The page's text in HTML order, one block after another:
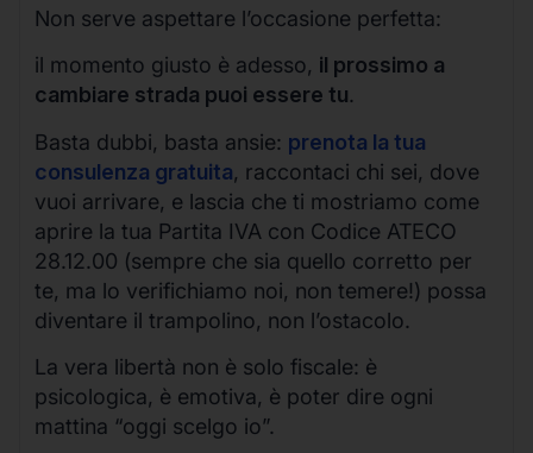
Non serve aspettare l’occasione perfetta:
il momento giusto è adesso, il prossimo a
cambiare strada puoi essere tu.
Basta dubbi, basta ansie: prenota la tua
consulenza gratuita, raccontaci chi sei, dove
vuoi arrivare, e lascia che ti mostriamo come
aprire la tua Partita IVA con Codice ATECO
28.12.00 (sempre che sia quello corretto per
te, ma lo verifichiamo noi, non temere!) possa
diventare il trampolino, non l’ostacolo.
La vera libertà non è solo fiscale: è
psicologica, è emotiva, è poter dire ogni
mattina “oggi scelgo io”.